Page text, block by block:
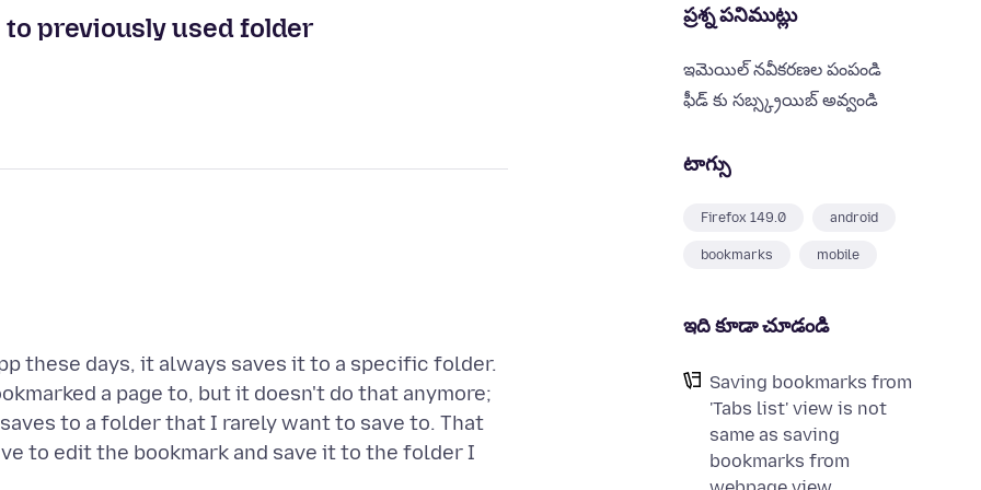
ప్రశ్న పనిముట్లు
ఇమెయిల్ నవీకరణల పంపండి
ఫీడ్ కు సబ్స్క్రయిబ్ అవ్వండి
టాగ్సు
Firefox 149.0 android
bookmarks mobile
ఇది కూడా చూడండి
Saving bookmarks from
'Tabs list' view is not
same as saving
bookmarks from
to previously used folder
these days, it always saves it to a specific folder.
a page to, but it doesn't do that anymore;
to a folder that I rarely want to save to. That
to edit the bookmark and save it to the folder I